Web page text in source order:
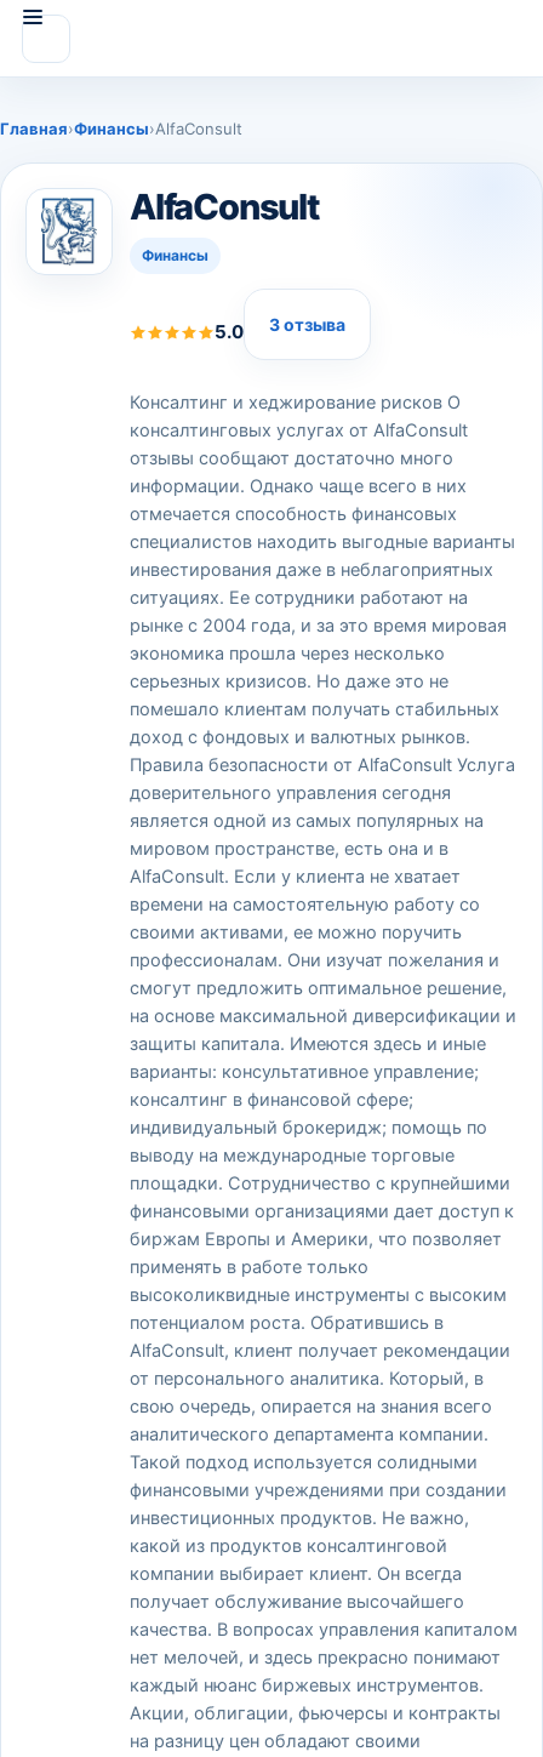
Главная›Финансы›AlfaConsult
AlfaConsult
Финансы
5.0 3 отзыва
Консалтинг и хеджирование рисков О
консалтинговых услугах от AlfaConsult
отзывы сообщают достаточно много
информации. Однако чаще всего в них
отмечается способность финансовых
специалистов находить выгодные варианты
инвестирования даже в неблагоприятных
ситуациях. Ее сотрудники работают на
рынке с 2004 года, и за это время мировая
экономика прошла через несколько
серьезных кризисов. Но даже это не
помешало клиентам получать стабильных
доход с фондовых и валютных рынков.
Правила безопасности от AlfaConsult Услуга
доверительного управления сегодня
является одной из самых популярных на
мировом пространстве, есть она и в
AlfaConsult. Если у клиента не хватает
времени на самостоятельную работу со
своими активами, ее можно поручить
профессионалам. Они изучат пожелания и
смогут предложить оптимальное решение,
на основе максимальной диверсификации и
защиты капитала. Имеются здесь и иные
варианты: консультативное управление;
консалтинг в финансовой сфере;
индивидуальный брокеридж; помощь по
выводу на международные торговые
площадки. Сотрудничество с крупнейшими
финансовыми организациями дает доступ к
биржам Европы и Америки, что позволяет
применять в работе только
высоколиквидные инструменты с высоким
потенциалом роста. Обратившись в
AlfaConsult, клиент получает рекомендации
от персонального аналитика. Который, в
свою очередь, опирается на знания всего
аналитического департамента компании.
Такой подход используется солидными
финансовыми учреждениями при создании
инвестиционных продуктов. Не важно,
какой из продуктов консалтинговой
компании выбирает клиент. Он всегда
получает обслуживание высочайшего
качества. В вопросах управления капиталом
нет мелочей, и здесь прекрасно понимают
каждый нюанс биржевых инструментов.
Акции, облигации, фьючерсы и контракты
на разницу цен обладают своими